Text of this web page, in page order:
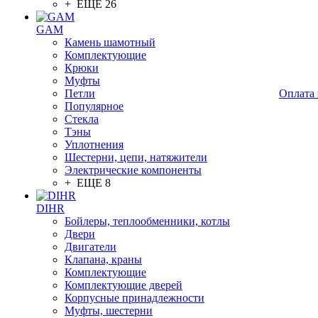
+ ЕЩЕ 26
GAM
Камень шамотный
Комплектующие
Крюки
Муфты
Петли
Популярное
Стекла
Тэны
Уплотнения
Шестерни, цепи, натяжители
Электрические компоненты
+ ЕЩЕ 8
DIHR
Бойлеры, теплообменники, котлы
Двери
Двигатели
Клапана, краны
Комплектующие
Комплектующие дверей
Корпусные принадлежности
Муфты, шестерни
Оплата